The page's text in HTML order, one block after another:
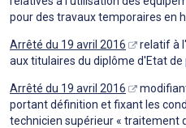
pour des travaux temporaires en
Arrêté du 19 avril 2016
relatif à
aux titulaires du diplôme d'Etat de
Arrêté du 19 avril 2016
portant définition et fixant les
technicien supérieur « traitement